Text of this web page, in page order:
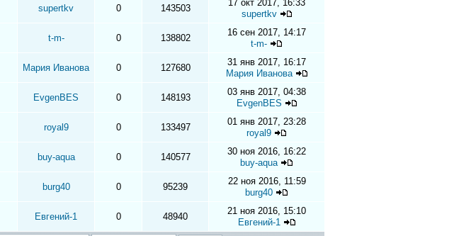
supertkv 0 143503
17 окт 2017, 16:33
supertkv
t-m- 0 138802
16 сен 2017, 14:17
t-m-
Мария Иванова 0 127680
31 янв 2017, 16:17
Мария Иванова
EvgenBES 0 148193
03 янв 2017, 04:38
EvgenBES
royal9 0 133497
01 янв 2017, 23:28
royal9
buy-aqua 0 140577
30 ноя 2016, 16:22
buy-aqua
burg40 0 95239
22 ноя 2016, 11:59
burg40
Евгений-1 0 48940
21 ноя 2016, 15:10
Евгений-1